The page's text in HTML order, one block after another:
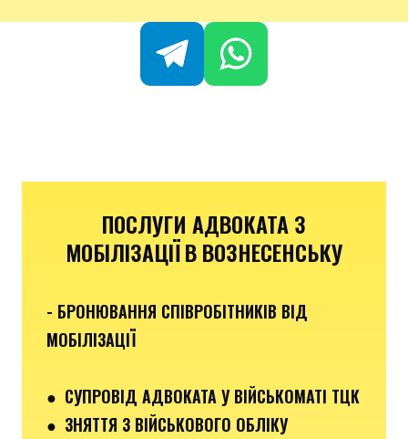
ПОСЛУГИ АДВОКАТА З
МОБІЛІЗАЦІЇ В ВОЗНЕСЕНСЬКУ
- БРОНЮВАННЯ СПІВРОБІТНИКІВ ВІД
МОБІЛІЗАЦІЇ
● СУПРОВІД АДВОКАТА У ВІЙСЬКОМАТІ ТЦК
● ЗНЯТТЯ З ВІЙСЬКОВОГО ОБЛІКУ